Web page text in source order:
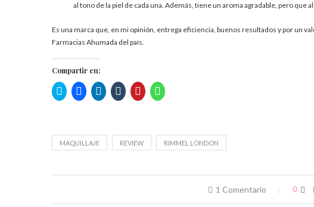
al tono de la piel de cada una. Además, tiene un aroma agradable, pero que
Es una marca que, en mi opinión, entrega eficiencia, buenos resultados y por un
Farmacias Ahumada del país.
Compartir en:
Haz
clic
(Se
abre
en
nueva)
Haz
clic
(Se
abre
en
nueva)
Haz
clic
(Se
en
nueva)
Haz
clic
(Se
abre
en
nueva)
Haz
clic
(Se
abre
en
nueva)
Haz
clic
(Se
abre
en
nueva)
MAQUILLAJE REVIEW RIMMEL LONDON
1 Comentario 0